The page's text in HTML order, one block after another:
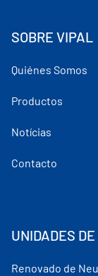
SOBRE VIPAL
Quiénes Somos
Productos
Notícias
Contacto
UNIDADES DE
Renovado de